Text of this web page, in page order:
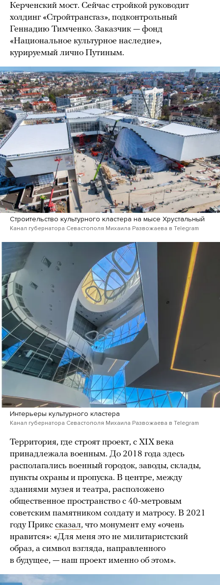
Керченский мост. Сейчас стройкой руководит
холдинг «Стройтрансгаз», подконтрольный
Геннадию Тимченко. Заказчик — фонд
«Национальное культурное наследие»,
курируемый лично Путиным.
Строительство культурного кластера на мысе Хрустальный
Канал губернатора Севастополя Михаила Развожаева в Telegram
Интерьеры культурного кластера
Канал губернатора Севастополя Михаила Развожаева в Telegram
Территория, где строят проект, с XIX века
принадлежала военным. До 2018 года здесь
располагались военный городок, заводы, склады,
пункты охраны и пропуска. В центре, между
зданиями музея и театра, расположено
общественное пространство с 40-метровым
советским памятником солдату и матросу. В 2021
году Прикс сказал, что монумент ему «очень
нравится»: «Для меня это не милитаристский
образ, а символ взгляда, направленного
в будущее, — наш проект именно об этом».